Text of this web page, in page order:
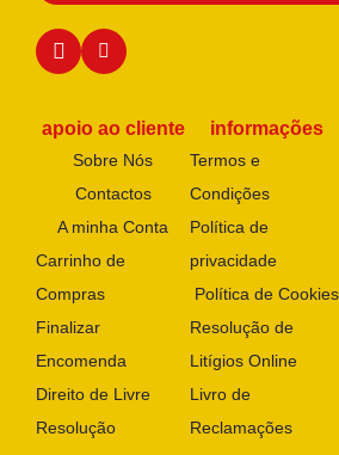
apoio ao cliente
Sobre Nós
Contactos
A minha Conta
Carrinho de
Compras
Finalizar
Encomenda
Direito de Livre
Resolução
informações
Termos e
Condições
Política de
privacidade
Política de Cookies
Resolução de
Litígios Online
Livro de
Reclamações